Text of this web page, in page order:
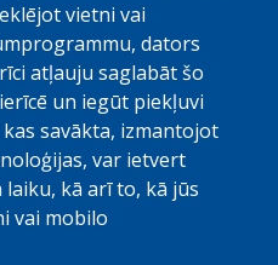
OpenStreetMap contributors
vietni vai
dators
atļauju saglabāt šo
un iegūt piekļuvi
savākta, izmantojot
var ietvert
kā arī to, kā jūs
vai mobilo